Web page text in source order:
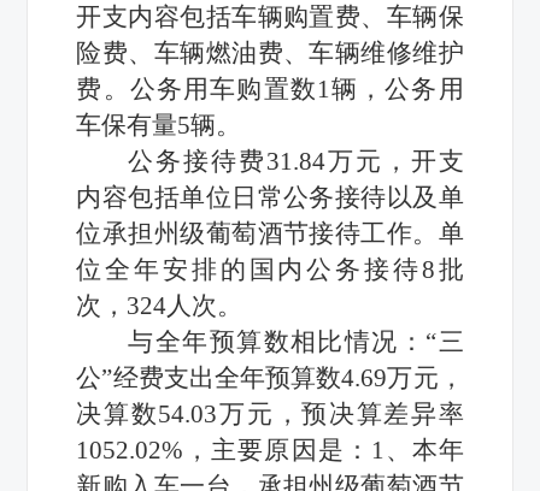
开支内容包括车辆购置费、车辆保
险费、车辆燃油费、车辆维修维护
费 。公务用车购置数1辆，公务用
车保有量5辆。
公务接待费31.84万元，开支
内容包括单位日常公务接待以及 单
位承担州级葡萄酒节接待工作。 单
位全年安排的国内公务接待8批
次， 324人次。
与全年预算数相比情况： “三
公”经费支出全年预算数4.69万元，
决算数54.03万元，预决算差异率
1052.02%， 主要原因是： 1、 本年